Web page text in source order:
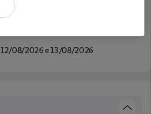
12/08/2026 e 13/08/2026